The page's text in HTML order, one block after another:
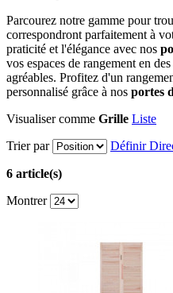
Parcourez notre gamme pour
correspondront parfaitement à
praticité et l'élégance avec nos
vos espaces de rangement en
agréables. Profitez d'un
personnalisé grâce à nos portes
Visualiser comme Grille Liste
Trier par
Définir
6 article(s)
Montrer